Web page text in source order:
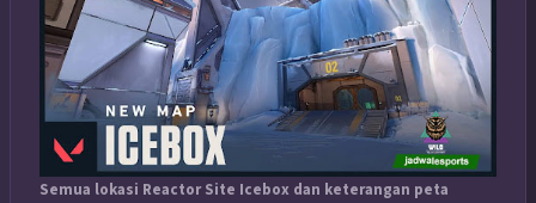
Semua lokasi Reactor Site Icebox dan keterangan peta